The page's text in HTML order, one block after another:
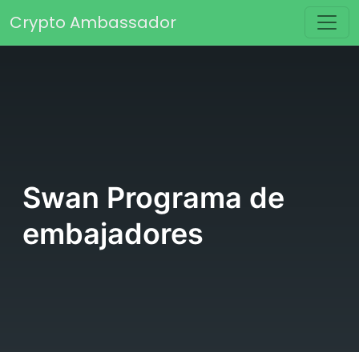
Navigation principale
Crypto Ambassador
Swan Programa de
embajadores